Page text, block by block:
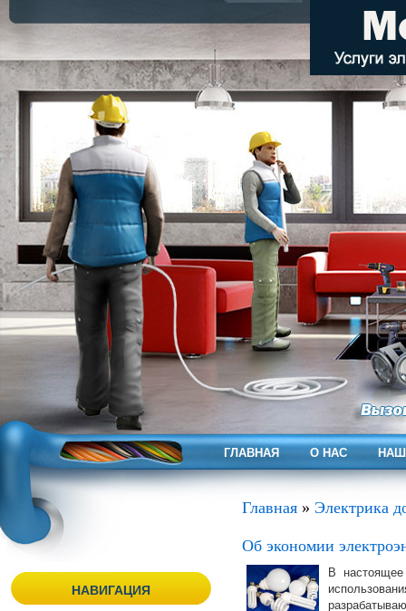
ГЛАВНАЯ О НАС
НАВИГАЦИЯ
Главная » Электрика
Об экономии
В